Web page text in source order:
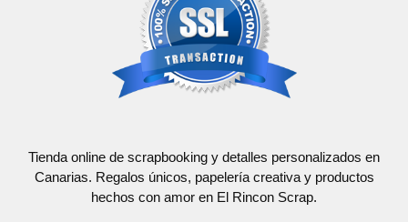
Tienda online de scrapbooking y detalles personalizados en
Canarias. Regalos únicos, papelería creativa y productos
hechos con amor en El Rincon Scrap.